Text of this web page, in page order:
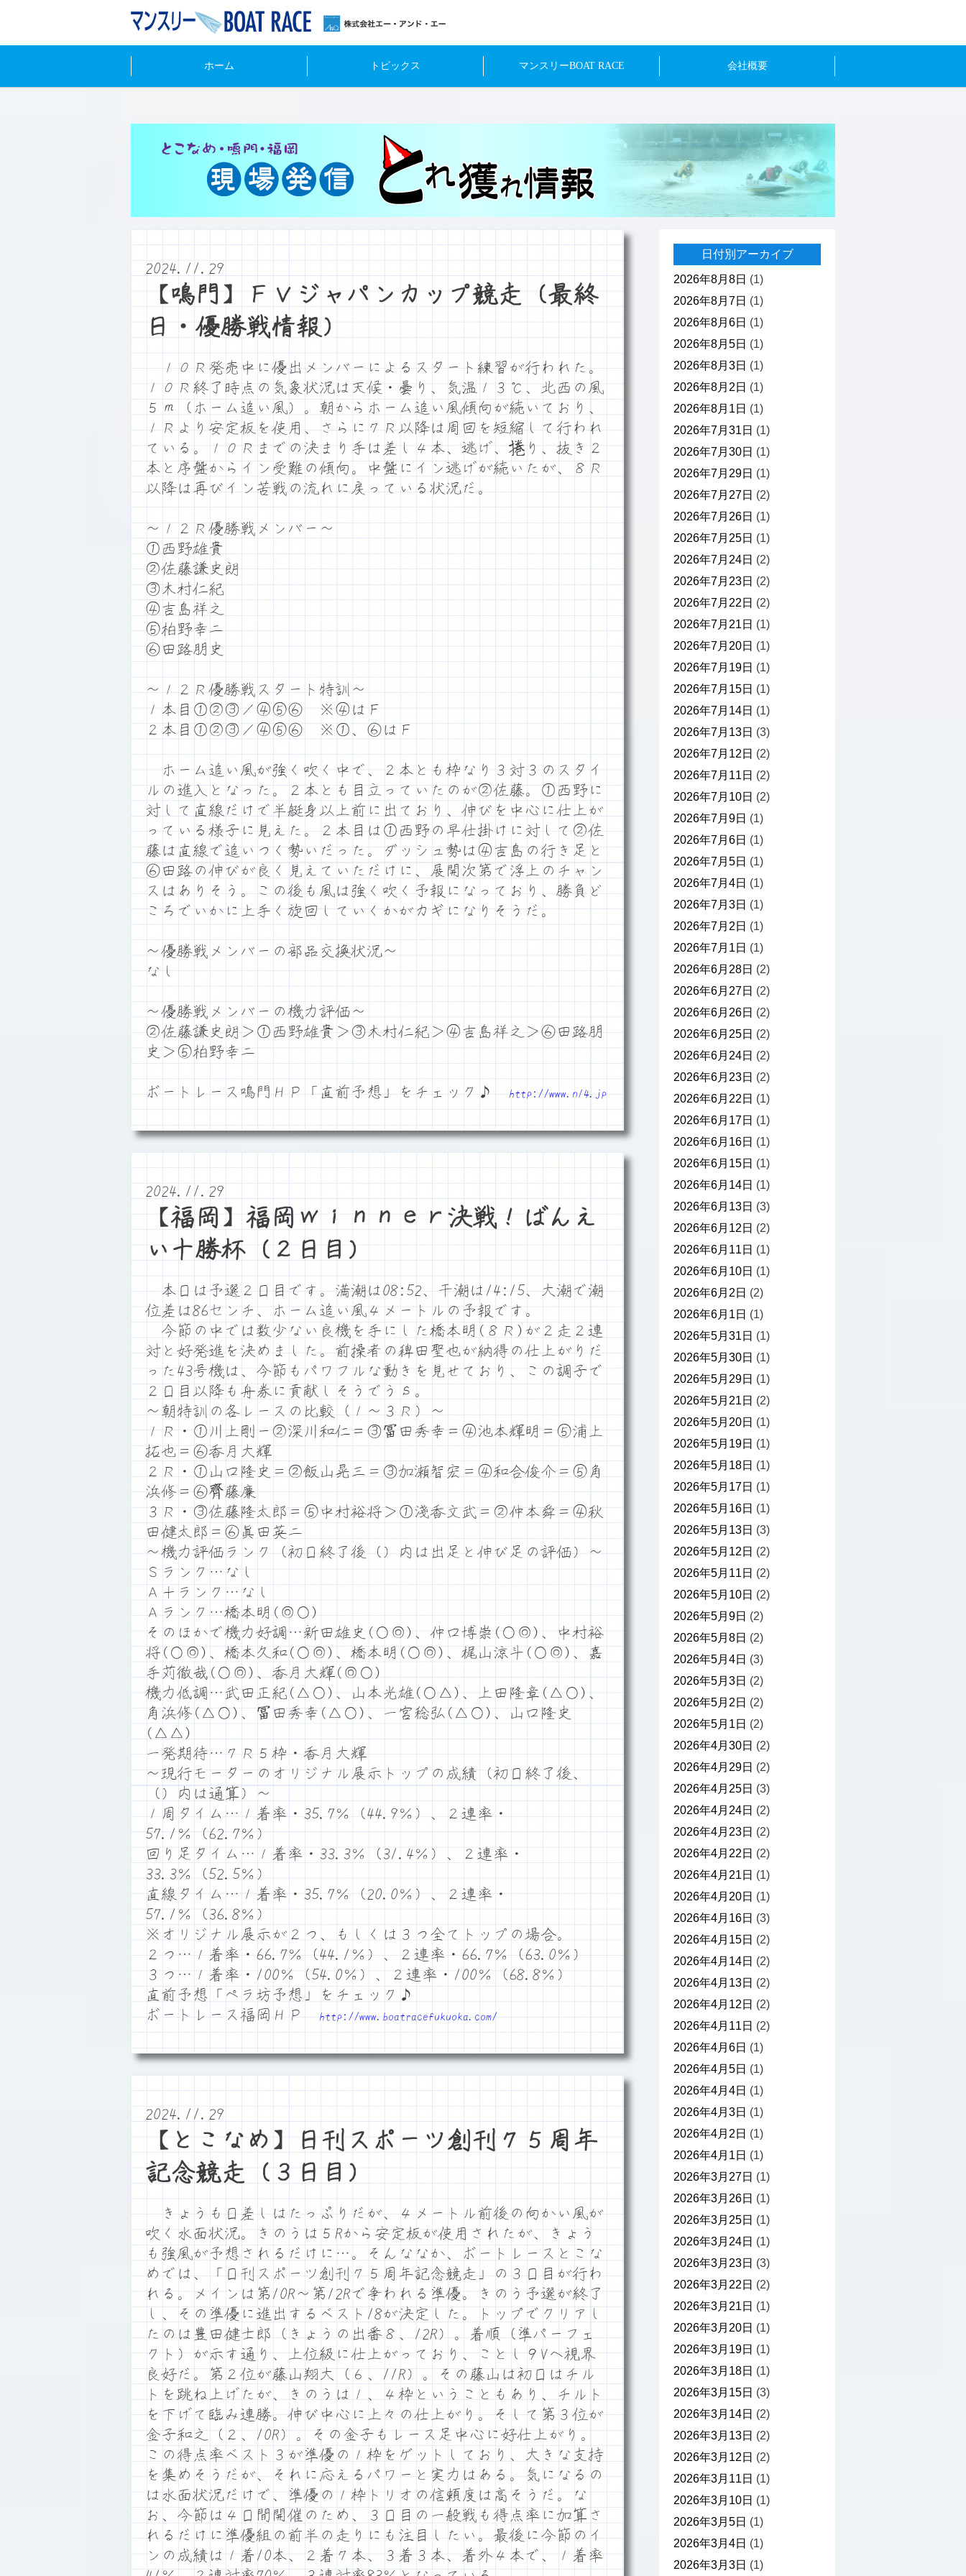
ホーム トピックス マンスリーBOAT RACE 会社概要
2024.11.29
【鳴門】ＦＶジャパンカップ競走（最終
日・優勝戦情報）
１０Ｒ発売中に優出メンバーによるスタート練習が行われた。
１０Ｒ終了時点の気象状況は天候・曇り、気温１３℃、北西の風
５ｍ（ホーム追い風）。朝からホーム追い風傾向が続いており、
１Ｒより安定板を使用、さらに７Ｒ以降は周回を短縮して行われ
ている。１０Ｒまでの決まり手は差し４本、逃げ、捲り、抜き２
本と序盤からイン受難の傾向。中盤にイン逃げが続いたが、８Ｒ
以降は再びイン苦戦の流れに戻っている状況だ。
～１２Ｒ優勝戦メンバー～
①西野雄貴
②佐藤謙史朗
③木村仁紀
④吉島祥之
⑤柏野幸二
⑥田路朋史
～１２Ｒ優勝戦スタート特訓～
１本目①②③／④⑤⑥ ※④はＦ
２本目①②③／④⑤⑥ ※①、⑥はＦ
ホーム追い風が強く吹く中で、２本とも枠なり３対３のスタイ
ルの進入となった。２本とも目立っていたのが②佐藤。①西野に
対して直線だけで半艇身以上前に出ており、伸びを中心に仕上が
っている様子に見えた。２本目は①西野の早仕掛けに対して②佐
藤は直線で追いつく勢いだった。ダッシュ勢は④吉島の行き足と
⑥田路の伸びが良く見えていただけに、展開次第で浮上のチャン
スはありそう。この後も風は強く吹く予報になっており、勝負ど
ころでいかに上手く旋回していくかがカギになりそうだ。
～優勝戦メンバーの部品交換状況～
なし
～優勝戦メンバーの機力評価～
②佐藤謙史朗＞①西野雄貴＞③木村仁紀＞④吉島祥之＞⑥田路朋
史＞⑤柏野幸二
ボートレース鳴門ＨＰ「直前予想」をチェック♪ http://www.n14.jp
2024.11.29
【福岡】福岡ｗｉｎｎｅｒ決戦！ばんえ
い十勝杯（２日目）
本日は予選２日目です。満潮は08:52、干潮は14:15、大潮で潮
位差は86センチ、ホーム追い風４メートルの予報です。
今節の中では数少ない良機を手にした橋本明(８Ｒ)が２走２連
対と好発進を決めました。前操者の稗田聖也が納得の仕上がりだ
った43号機は、今節もパワフルな動きを見せており、この調子で
２日目以降も舟券に貢献しそうでうｓ。
～朝特訓の各レースの比較（１～３Ｒ）～
１Ｒ・①川上剛ー②深川和仁＝③冨田秀幸＝④池本輝明＝⑤浦上
拓也＝⑥香月大輝
２Ｒ・①山口隆史＝②飯山晃三＝③加瀬智宏＝④和合俊介＝⑤角
浜修＝⑥齊藤廉
３Ｒ・③佐藤隆太郎＝⑤中村裕将＞①淺香文武＝②仲本舜＝④秋
田健太郎＝⑥眞田英二
～機力評価ランク（初日終了後（）内は出足と伸び足の評価）～
Ｓランク…なし
Ａ＋ランク…なし
Ａランク…橋本明(◎○)
そのほかで機力好調…新田雄史(○◎)、仲口博崇(○◎)、中村裕
将(○◎)、橋本久和(○◎)、橋本明(○◎)、梶山涼斗(○◎)、嘉
手苅徹哉(○◎)、香月大輝(◎○)
機力低調…武田正紀(△○)、山本光雄(○△)、上田隆章(△○)、
角浜修(△○)、冨田秀幸(△○)、一宮稔弘(△○)、山口隆史
(△△)
一発期待…７Ｒ５枠・香月大輝
～現行モーターのオリジナル展示トップの成績（初日終了後、
（）内は通算）～
１周タイム…１着率・35.7％（44.9％）、２連率・
57.1％（62.7％）
回り足タイム…１着率・33.3％（31.4％）、２連率・
33.3％（52.5％）
直線タイム…１着率・35.7％（20.0％）、２連率・
57.1％（36.8％）
※オリジナル展示が２つ、もしくは３つ全てトップの場合。
２つ…１着率・66.7％（44.1％）、２連率・66.7％（63.0％）
３つ…１着率・100％（54.0％）、２連率・100％（68.8％）
直前予想「ペラ坊予想」をチェック♪
ボートレース福岡ＨＰ http://www.boatracefukuoka.com/
2024.11.29
【とこなめ】日刊スポーツ創刊７５周年
記念競走（３日目）
きょうも日差しはたっぷりだが、４メートル前後の向かい風が
吹く水面状況。きのうは５Rから安定板が使用されたが、きょう
も強風が予想されるだけに…。そんななか、ボートレースとこな
めでは、「日刊スポーツ創刊７５周年記念競走」の３日目が行わ
れる。メインは第10R～第12Rで争われる準優。きのう予選が終了
し、その準優に進出するベスト18が決定した。トップでクリアし
たのは豊田健士郎（きょうの出番８、12R）。着順（準パーフェ
クト）が示す通り、上位級に仕上がっており、ことし９Vへ視界
良好だ。第２位が藤山翔大（６、11R）。その藤山は初日はチル
トを跳ね上げたが、きのうは１、４枠ということもあり、チルト
を下げて臨み連勝。伸び中心に上々の仕上がり。そして第３位が
金子和之（２、10R）。その金子もレース足中心に好仕上がり。
この得点率ベスト３が準優の１枠をゲットしており、大きな支持
を集めそうだが、それに応えるパワーと実力はある。気になるの
は水面状況だけで、準優の１枠トリオの信頼度は高そうだ。な
お、今節は４日間開催のため、３日目の一般戦も得点率に加算さ
れるだけに準優組の前半の走りにも注目したい。最後に今節のイ
ンの成績は１着10本、２着７本、３着３本、着外４本で、１着率
日付別アーカイブ
2026年8月8日 (1)
2026年8月7日 (1)
2026年8月6日 (1)
2026年8月5日 (1)
2026年8月3日 (1)
2026年8月2日 (1)
2026年8月1日 (1)
2026年7月31日 (1)
2026年7月30日 (1)
2026年7月29日 (1)
2026年7月27日 (2)
2026年7月26日 (1)
2026年7月25日 (1)
2026年7月24日 (2)
2026年7月23日 (2)
2026年7月22日 (2)
2026年7月21日 (1)
2026年7月20日 (1)
2026年7月19日 (1)
2026年7月15日 (1)
2026年7月14日 (1)
2026年7月13日 (3)
2026年7月12日 (2)
2026年7月11日 (2)
2026年7月10日 (2)
2026年7月9日 (1)
2026年7月6日 (1)
2026年7月5日 (1)
2026年7月4日 (1)
2026年7月3日 (1)
2026年7月2日 (1)
2026年7月1日 (1)
2026年6月28日 (2)
2026年6月27日 (2)
2026年6月26日 (2)
2026年6月25日 (2)
2026年6月24日 (2)
2026年6月23日 (2)
2026年6月22日 (1)
2026年6月17日 (1)
2026年6月16日 (1)
2026年6月15日 (1)
2026年6月14日 (1)
2026年6月13日 (3)
2026年6月12日 (2)
2026年6月11日 (1)
2026年6月10日 (1)
2026年6月2日 (2)
2026年6月1日 (1)
2026年5月31日 (1)
2026年5月30日 (1)
2026年5月29日 (1)
2026年5月21日 (2)
2026年5月20日 (1)
2026年5月19日 (1)
2026年5月18日 (1)
2026年5月17日 (1)
2026年5月16日 (1)
2026年5月13日 (3)
2026年5月12日 (2)
2026年5月11日 (2)
2026年5月10日 (2)
2026年5月9日 (2)
2026年5月8日 (2)
2026年5月4日 (3)
2026年5月3日 (2)
2026年5月2日 (2)
2026年5月1日 (2)
2026年4月30日 (2)
2026年4月29日 (2)
2026年4月25日 (3)
2026年4月24日 (2)
2026年4月23日 (2)
2026年4月22日 (2)
2026年4月21日 (1)
2026年4月20日 (1)
2026年4月16日 (3)
2026年4月15日 (2)
2026年4月14日 (2)
2026年4月13日 (2)
2026年4月12日 (2)
2026年4月11日 (2)
2026年4月6日 (1)
2026年4月5日 (1)
2026年4月4日 (1)
2026年4月3日 (1)
2026年4月2日 (1)
2026年4月1日 (1)
2026年3月27日 (1)
2026年3月26日 (1)
2026年3月25日 (1)
2026年3月24日 (1)
2026年3月23日 (3)
2026年3月22日 (2)
2026年3月21日 (1)
2026年3月20日 (1)
2026年3月19日 (1)
2026年3月18日 (1)
2026年3月15日 (3)
2026年3月14日 (2)
2026年3月13日 (2)
2026年3月12日 (2)
2026年3月11日 (1)
2026年3月10日 (1)
2026年3月5日 (1)
2026年3月4日 (1)
2026年3月3日 (1)